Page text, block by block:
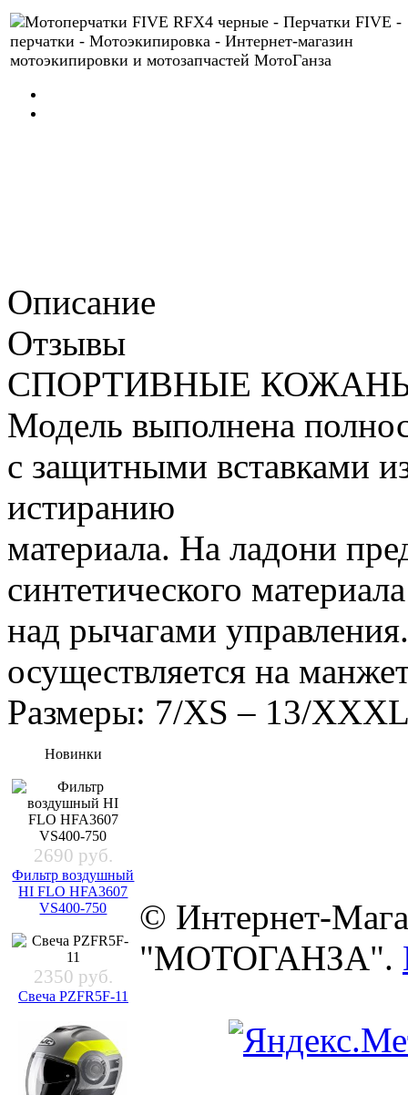
Описание
Отзывы
СПОРТИВНЫЕ
Модель выполнена
с защитными вставками
истиранию
материала. На ладони
синтетического
над рычагами
осуществляется на
Размеры: 7/XS – 13/
Новинки
2690 руб.
Фильтр воздушный
HI FLO HFA3607
VS400-750
2350 руб.
Свеча PZFR5F-11
© Интернет-
"МОТОГАНЗА".